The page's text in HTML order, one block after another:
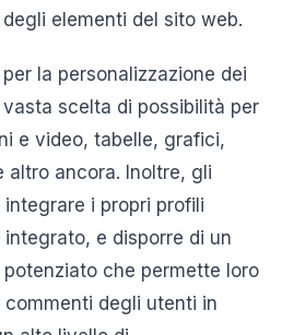
elementi del sito web.
la personalizzazione dei
scelta di possibilità per
e video, tabelle, grafici,
ancora. Inoltre, gli
i propri profili
e disporre di un
che permette loro
degli utenti in